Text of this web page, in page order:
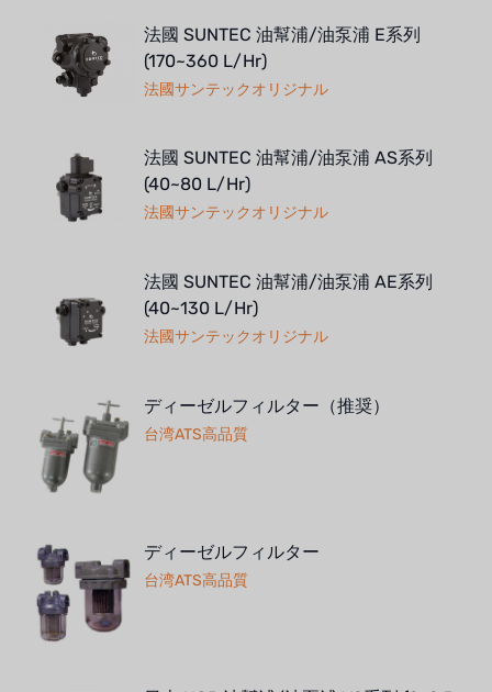
法國 SUNTEC 油幫浦/油泵浦 E系列
(170~360 L/Hr)
法國サンテックオリジナル
法國 SUNTEC 油幫浦/油泵浦 AS系列
(40~80 L/Hr)
法國サンテックオリジナル
法國 SUNTEC 油幫浦/油泵浦 AE系列
(40~130 L/Hr)
法國サンテックオリジナル
ディーゼルフィルター（推奨）
台湾ATS高品質
ディーゼルフィルター
台湾ATS高品質